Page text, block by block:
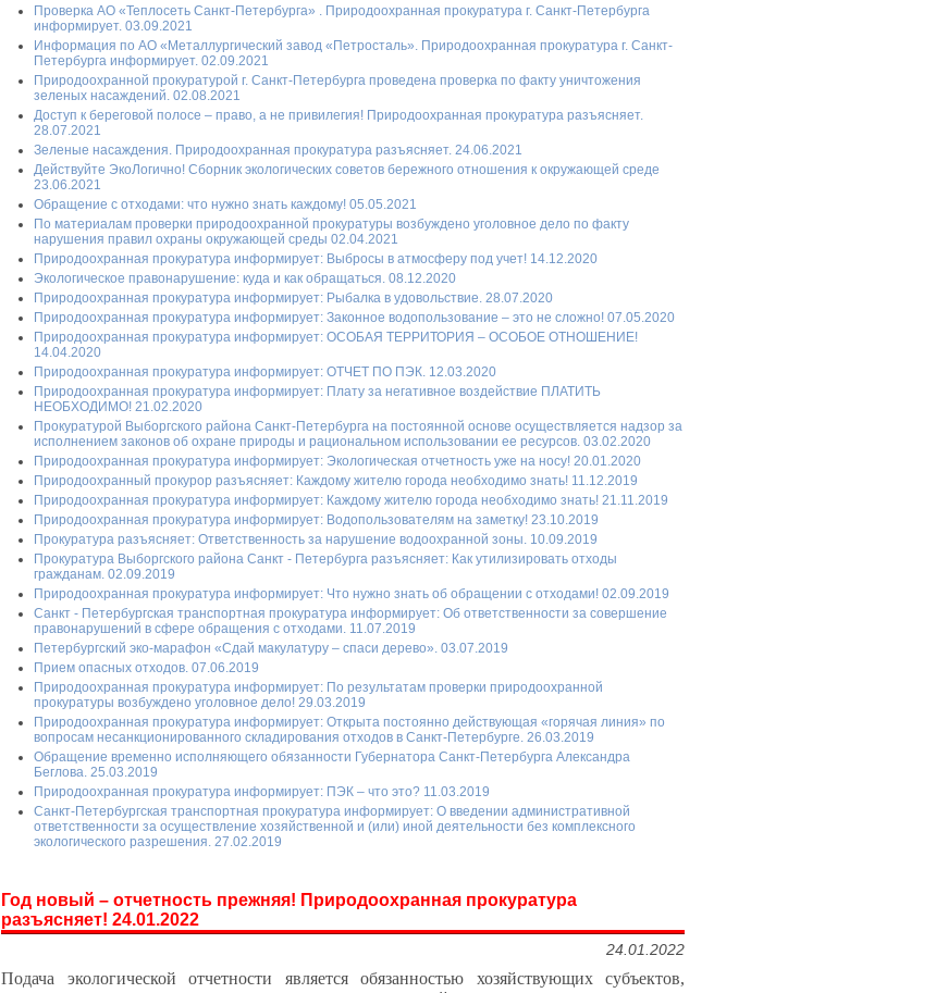
Проверка АО «Теплосеть Санкт-Петербурга» . Природоохранная прокуратура г. Санкт-Петербурга
информирует. 03.09.2021
Информация по АО «Металлургический завод «Петросталь». Природоохранная прокуратура г. Санкт-
Петербурга информирует. 02.09.2021
Природоохранной прокуратурой г. Санкт-Петербурга проведена проверка по факту уничтожения
зеленых насаждений. 02.08.2021
Доступ к береговой полосе – право, а не привилегия! Природоохранная прокуратура разъясняет.
28.07.2021
Зеленые насаждения. Природоохранная прокуратура разъясняет. 24.06.2021
Действуйте ЭкоЛогично! Сборник экологических советов бережного отношения к окружающей среде
23.06.2021
Обращение с отходами: что нужно знать каждому! 05.05.2021
По материалам проверки природоохранной прокуратуры возбуждено уголовное дело по факту
нарушения правил охраны окружающей среды 02.04.2021
Природоохранная прокуратура информирует: Выбросы в атмосферу под учет! 14.12.2020
Экологическое правонарушение: куда и как обращаться. 08.12.2020
Природоохранная прокуратура информирует: Рыбалка в удовольствие. 28.07.2020
Природоохранная прокуратура информирует: Законное водопользование – это не сложно! 07.05.2020
Природоохранная прокуратура информирует: ОСОБАЯ ТЕРРИТОРИЯ – ОСОБОЕ ОТНОШЕНИЕ!
14.04.2020
Природоохранная прокуратура информирует: ОТЧЕТ ПО ПЭК. 12.03.2020
Природоохранная прокуратура информирует: Плату за негативное воздействие ПЛАТИТЬ
НЕОБХОДИМО! 21.02.2020
Прокуратурой Выборгского района Санкт-Петербурга на постоянной основе осуществляется надзор за
исполнением законов об охране природы и рациональном использовании ее ресурсов. 03.02.2020
Природоохранная прокуратура информирует: Экологическая отчетность уже на носу! 20.01.2020
Природоохранный прокурор разъясняет: Каждому жителю города необходимо знать! 11.12.2019
Природоохранная прокуратура информирует: Каждому жителю города необходимо знать! 21.11.2019
Природоохранная прокуратура информирует: Водопользователям на заметку! 23.10.2019
Прокуратура разъясняет: Ответственность за нарушение водоохранной зоны. 10.09.2019
Прокуратура Выборгского района Санкт - Петербурга разъясняет: Как утилизировать отходы
гражданам. 02.09.2019
Природоохранная прокуратура информирует: Что нужно знать об обращении с отходами! 02.09.2019
Санкт - Петербургская транспортная прокуратура информирует: Об ответственности за совершение
правонарушений в сфере обращения с отходами. 11.07.2019
Петербургский эко-марафон «Сдай макулатуру – спаси дерево». 03.07.2019
Прием опасных отходов. 07.06.2019
Природоохранная прокуратура информирует: По результатам проверки природоохранной
прокуратуры возбуждено уголовное дело! 29.03.2019
Природоохранная прокуратура информирует: Открыта постоянно действующая «горячая линия» по
вопросам несанкционированного складирования отходов в Санкт-Петербурге. 26.03.2019
Обращение временно исполняющего обязанности Губернатора Санкт-Петербурга Александра
Беглова. 25.03.2019
Природоохранная прокуратура информирует: ПЭК – что это? 11.03.2019
Санкт-Петербургская транспортная прокуратура информирует: О введении административной
ответственности за осуществление хозяйственной и (или) иной деятельности без комплексного
экологического разрешения. 27.02.2019
Год новый – отчетность прежняя! Природоохранная прокуратура
разъясняет! 24.01.2022
24.01.2022
Подача экологической отчетности является обязанностью хозяйствующих субъектов,